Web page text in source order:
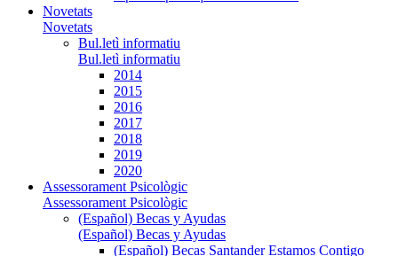
Novetats
Novetats
Bul.letì informatiu
Bul.letì informatiu
2014
2015
2016
2017
2018
2019
2020
Assessorament Psicològic
Assessorament Psicològic
(Español) Becas y Ayudas
(Español) Becas y Ayudas
(Español) Becas Santander Estamos Contigo